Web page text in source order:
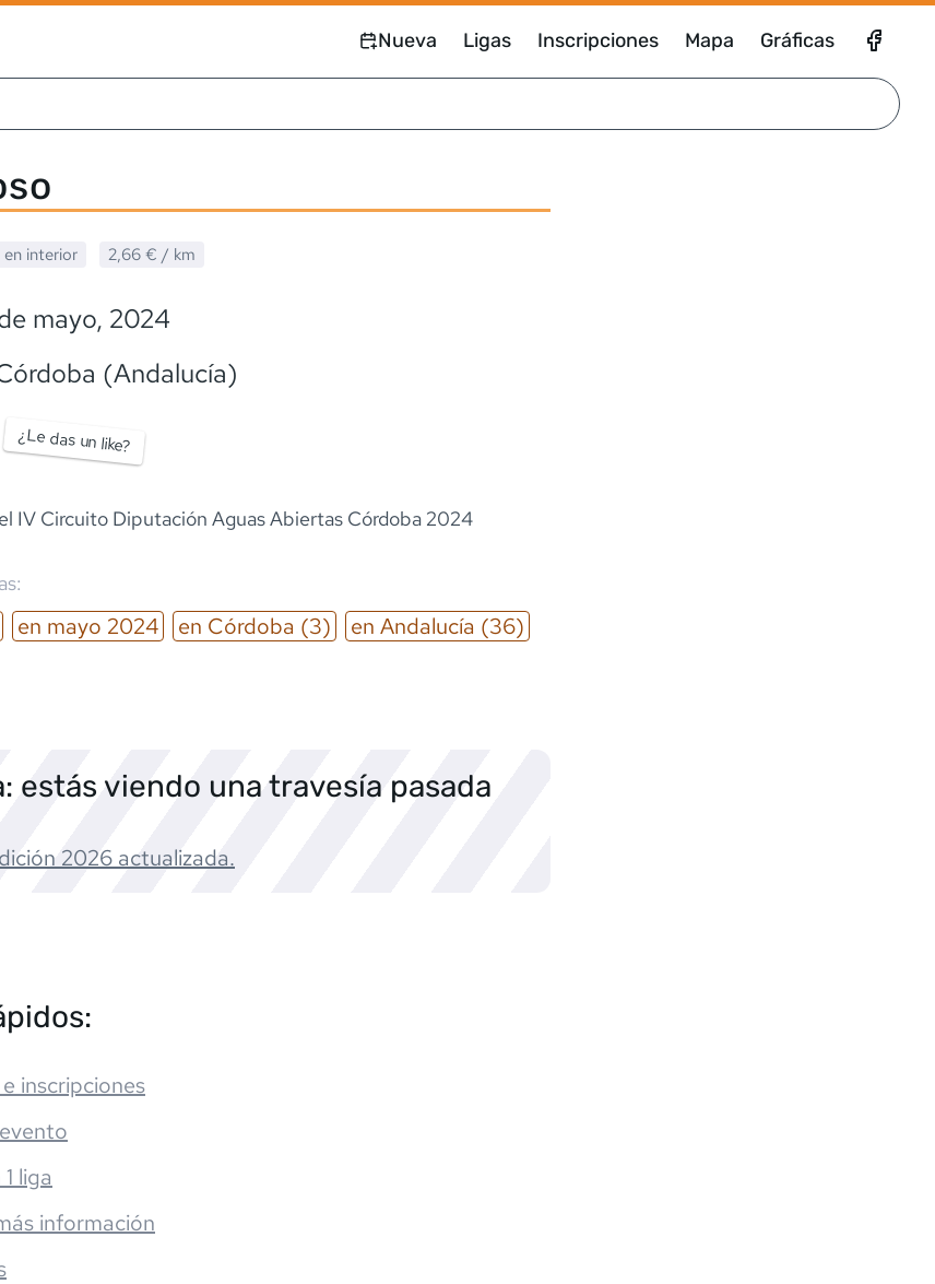
Nueva Ligas Inscripciones Mapa Gráficas
en interior 2,66 € / km
mayo, 2024
(Andalucía)
¿Le das un like?
IV Circuito Diputación Aguas Abiertas Córdoba 2024
en mayo 2024 en Córdoba (3) en Andalucía (36)
estás viendo una travesía pasada
2026 actualizada.
inscripciones
liga
información